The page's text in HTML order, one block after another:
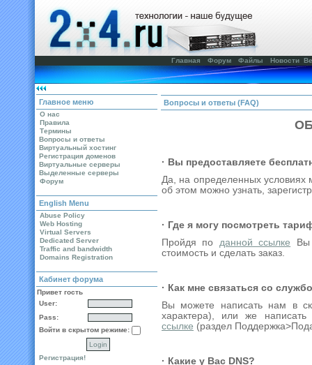
Главная Форум Файлы Новости
Главное меню
О нас
Правила
Термины
Вопросы и ответы
Виртуальный хостинг
Регистрация доменов
Виртуальные серверы
Выделенные серверы
Форум
English Menu
Abuse Policy
Web Hosting
Virtual Servers
Dedicated Server
Traffic and bandwidth
Domains Registration
Кабинет форума
Привет гость
User:
Pass:
Войти в скрытом режиме:
Регистрация!
Вопросы и ответы (FAQ)
· Вы предоставляете
Да, на определенных
об этом можно узнать,
· Где я могу посмотреть
Пройдя по данной ссылке Вы
стоимость и сделать заказ.
· Как мне связаться со
Вы можете написать нам в
характера), или же
ссылке (раздел
· Какие у Вас DNS?